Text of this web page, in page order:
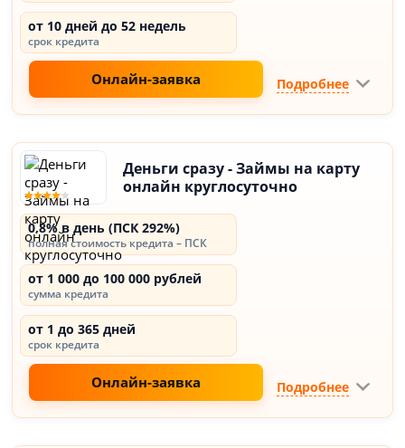
от 10 дней до 52 недель
срок кредита
Онлайн-заявка Подробнее
Деньги сразу - Займы на карту
онлайн круглосуточно
0,8% в день (ПСК 292%)
полная стоимость кредита – ПСК
от 1 000 до 100 000 рублей
сумма кредита
от 1 до 365 дней
срок кредита
Онлайн-заявка Подробнее